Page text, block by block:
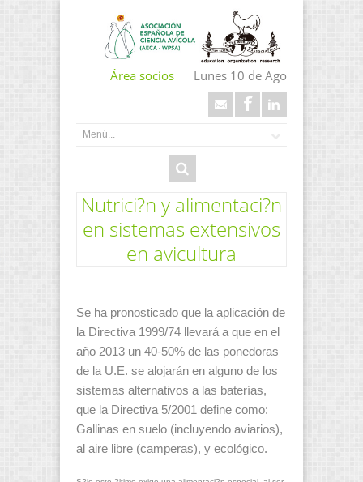
Área socios Lunes 10 de Ago
Nutrici?n y alimentaci?n
en sistemas extensivos
en avicultura
Se ha pronosticado que la aplicación de
la Directiva 1999/74 llevará a que en el
año 2013 un 40-50% de las ponedoras
de la U.E. se alojarán en alguno de los
sistemas alternativos a las baterías,
que la Directiva 5/2001 define como:
Gallinas en suelo (incluyendo aviarios),
al aire libre (camperas), y ecológico.